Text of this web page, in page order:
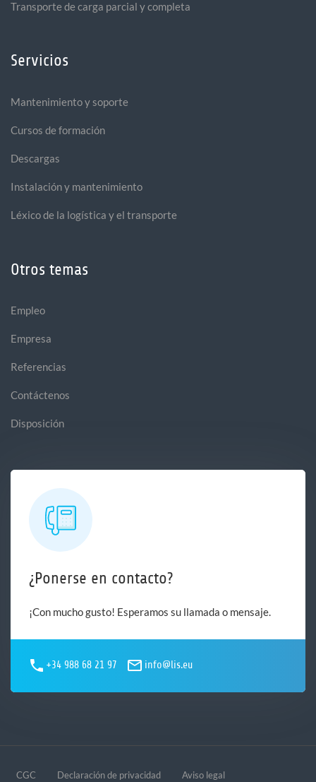
Transporte de carga parcial y completa
Servicios
Mantenimiento y soporte
Cursos de formación
Descargas
Instalación y mantenimiento
Léxico de la logística y el transporte
Otros temas
Empleo
Empresa
Referencias
Contáctenos
Disposición
¿Ponerse en contacto?
¡Con mucho gusto! Esperamos su llamada o mensaje.
+34 988 68 21 97 info@lis.eu
CGC Declaración de privacidad Aviso legal